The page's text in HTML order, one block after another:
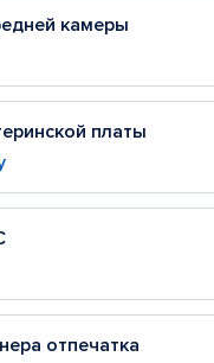
камеры
платы
отпечатка